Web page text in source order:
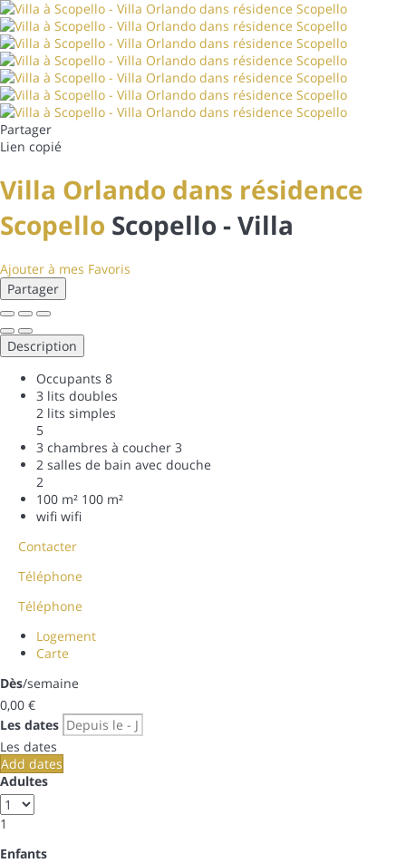
Partager
Lien copié
Villa Orlando dans résidence
Scopello Scopello -Villa
Ajouter à mes Favoris
Partager
Description
Occupants 8
3 lits doubles
2 lits simples
5
3 chambres à coucher 3
2 salles de bain avec douche
2
100 m² 100 m²
wifi wifi
Contacter
Téléphone
Téléphone
Logement
Carte
Dès/semaine
0,00 €
Les dates
Les dates
Add dates
Adultes
1
Enfants